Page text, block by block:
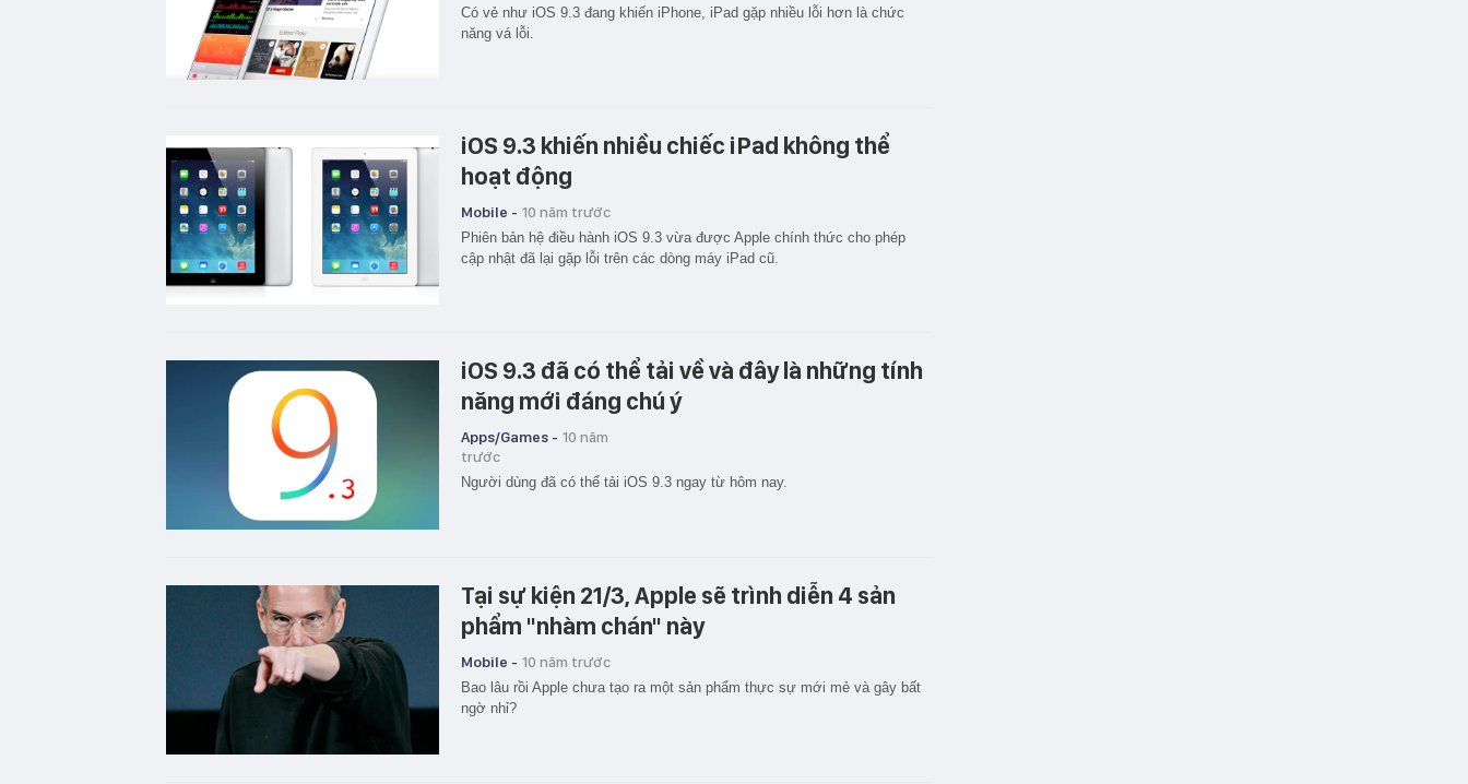
Có vẻ như iOS 9.3 đang khiến iPhone, iPad gặp nhiều lỗi hơn là chức
năng vá lỗi.
iOS 9.3 khiến nhiều chiếc iPad không thể
hoạt động
Mobile - 10 năm trước
Phiên bản hệ điều hành iOS 9.3 vừa được Apple chính thức cho phép
cập nhật đã lại gặp lỗi trên các dòng máy iPad cũ.
iOS 9.3 đã có thể tải về và đây là những tính
năng mới đáng chú ý
Apps/Games - 10 năm
trước
Người dùng đã có thể tải iOS 9.3 ngay từ hôm nay.
Tại sự kiện 21/3, Apple sẽ trình diễn 4 sản
phẩm "nhàm chán" này
Mobile - 10 năm trước
Bao lâu rồi Apple chưa tạo ra một sản phẩm thực sự mới mẻ và gây bất
ngờ nhỉ?